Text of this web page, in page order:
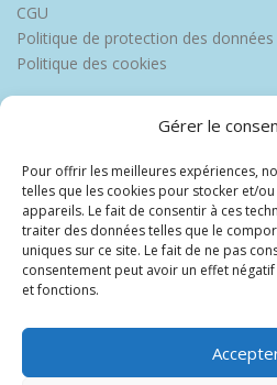
Gérer le
Pour offrir les meilleures expériences,
telles que les cookies pour stocker et/
appareils. Le fait de consentir à ces
traiter des données telles que le
uniques sur ce site. Le fait de ne pas
consentement peut avoir un effet
et fonctions.
CGU
Politique de protection des données
Politique des cookies